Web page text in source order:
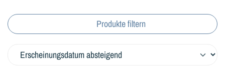
Produkte filtern